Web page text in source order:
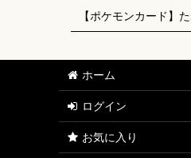
【ポケモンカード】
ホーム
ログイン
お気に入り